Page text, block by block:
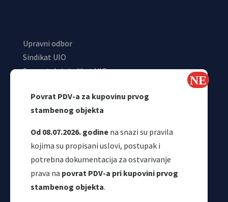
Povrat PDV-a za kupovinu prvog
stambenog objekta
Od 08.07.2026. godine na snazi su pravila
kojima su propisani uslovi, postupak i
potrebna dokumentacija za ostvarivanje
prava na povrat PDV-a pri kupovini prvog
stambenog objekta.
Upravni odbor
Sindikat UIO
Samostalni sindikat UIO
Odjeljenje za makroekonomsku analizu
Korisni linkovi